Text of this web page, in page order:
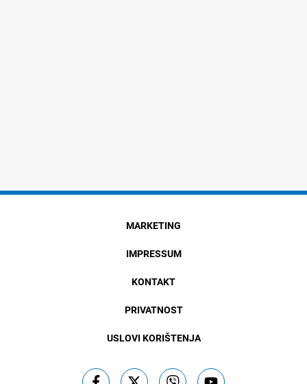
MARKETING
IMPRESSUM
KONTAKT
PRIVATNOST
USLOVI KORIŠTENJA